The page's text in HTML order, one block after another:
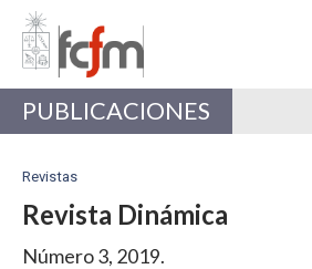
Estudiantes
Académicas/os
PUBLICACIONES
Revistas
Revista Dinámica
Número 3, 2019.